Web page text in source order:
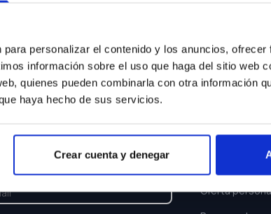
personalizar el contenido y los anuncios,
información sobre el uso que haga del sitio web
quienes pueden combinarla con otra información
haya hecho de sus servicios.
Crear cuenta y denegar
las últimas novedades y ofertas.
ENLACES
Oferta